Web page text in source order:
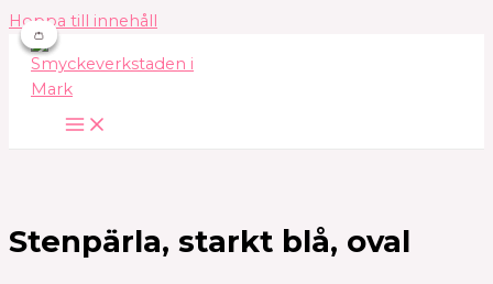
Hoppa till innehåll
👛
Stenpärla, starkt blå, oval
👛
👛